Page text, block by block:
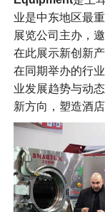
业是中东地区最
展览公司主办，
在此展示新创新
在同期举办的行
业发展趋势与动
新方向，塑造酒店